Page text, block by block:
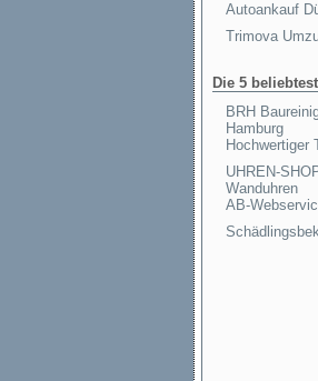
Autoankauf
Trimova
Die 5
BRH
Hamburg
Hochwertiger
UHREN-
Wanduhren
AB-